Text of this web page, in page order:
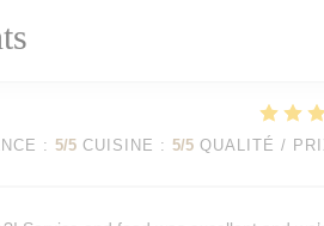
: 5/5 CUISINE : 5/5 QUALITÉ /